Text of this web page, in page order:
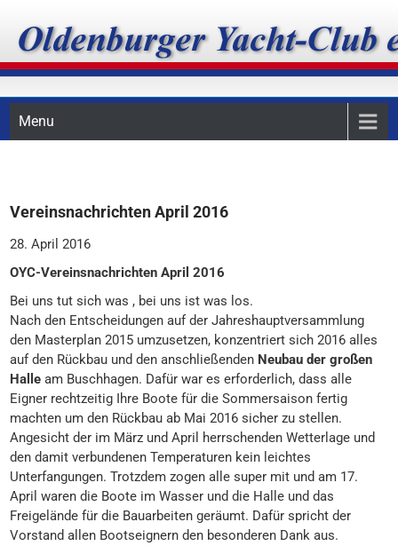
content
Oldenburger Yacht-Club
e.V.
Menu
Vereinsnachrichten April 2016
28. April 2016
OYC-Vereinsnachrichten April 2016
Bei uns tut sich was , bei uns ist was los.
Nach den Entscheidungen auf der Jahreshauptversammlung
den Masterplan 2015 umzusetzen, konzentriert sich 2016 alles
auf den Rückbau und den anschließenden Neubau der großen
Halle am Buschhagen. Dafür war es erforderlich, dass alle
Eigner rechtzeitig Ihre Boote für die Sommersaison fertig
machten um den Rückbau ab Mai 2016 sicher zu stellen.
Angesicht der im März und April herrschenden Wetterlage und
den damit verbundenen Temperaturen kein leichtes
Unterfangungen. Trotzdem zogen alle super mit und am 17.
April waren die Boote im Wasser und die Halle und das
Freigelände für die Bauarbeiten geräumt. Dafür spricht der
Vorstand allen Bootseignern den besonderen Dank aus.